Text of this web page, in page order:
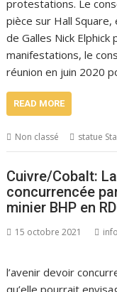
protestations. Le
pièce sur Hall Square,
de Galles Nick
manifestations, le
réunion en juin 2020
READ MORE
Non classé statue
Cuivre/Cobalt:
concurrencée
minier BHP en
15 octobre 2021
l’avenir devoir
qu’elle pourrait